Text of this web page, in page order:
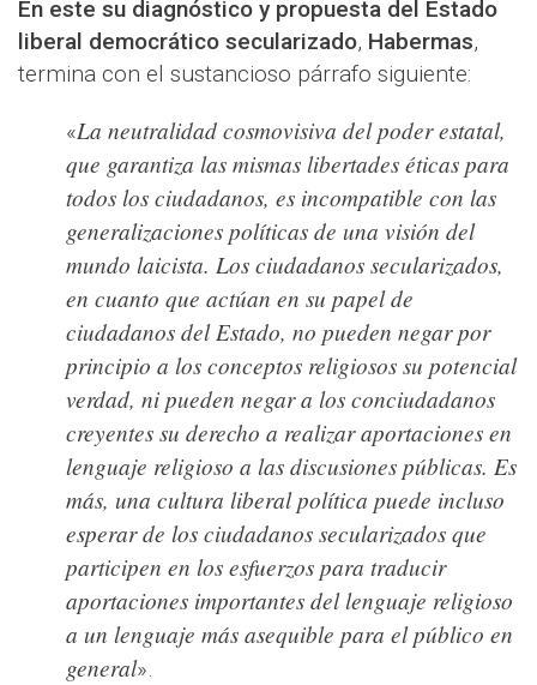
En este su diagnóstico y propuesta del Estado
liberal democrático secularizado, Habermas,
termina con el sustancioso párrafo siguiente:
«La neutralidad cosmovisiva del poder estatal,
que garantiza las mismas libertades éticas para
todos los ciudadanos, es incompatible con las
generalizaciones políticas de una visión del
mundo laicista. Los ciudadanos secularizados,
en cuanto que actúan en su papel de
ciudadanos del Estado, no pueden negar por
principio a los conceptos religiosos su potencial
verdad, ni pueden negar a los conciudadanos
creyentes su derecho a realizar aportaciones en
lenguaje religioso a las discusiones públicas. Es
más, una cultura liberal política puede incluso
esperar de los ciudadanos secularizados que
participen en los esfuerzos para traducir
aportaciones importantes del lenguaje religioso
a un lenguaje más asequible para el público en
general».